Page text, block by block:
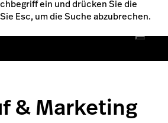
ein und drücken Sie die
Esc, um die Suche abzubrechen.
& Marketing